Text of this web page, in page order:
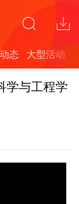
态 大型活动
学与工程学